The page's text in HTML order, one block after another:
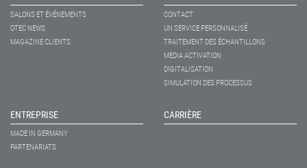
SALONS ET ÉVÉNEMENTS
OTEC NEWS
MAGAZINE CLIENTS
CONTACT
UN SERVICE PERSONNALISÉ
TRAITEMENT DES ÉCHANTILLONS
MEDIA ACTIVATION
DIGITALISATION
SIMULATION DES PROCESSUS
ENTREPRISE
MADE IN GERMANY
PARTENARIATS
CARRIÈRE